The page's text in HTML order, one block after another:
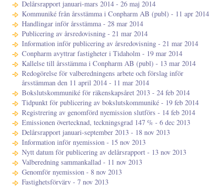
Delårsrapport januari-mars 2014 - 26 maj 2014
Kommuniké från årsstämma i Conpharm AB (publ) - 11 apr 2014
Handlingar inför årsstämma - 28 mar 2014
Publicering av årsredovisning - 21 mar 2014
Information inför publicering av årsredovisning - 21 mar 2014
Conpharm avyttrar fastigheter i Tidaholm - 19 mar 2014
Kallelse till årsstämma i Conpharm AB (publ) - 13 mar 2014
Redogörelse för valberedningens arbete och förslag inför
årsstämman den 11 april 2014 - 11 mar 2014
Bokslutskommuniké för räkenskapsåret 2013 - 24 feb 2014
Tidpunkt för publicering av bokslutskommuniké - 19 feb 2014
Registrering av genomförd nyemission slutförs - 14 feb 2014
Emissionen övertecknad, teckningsgrad 147 % - 6 dec 2013
Delårsrapport januari-september 2013 - 18 nov 2013
Information inför nyemission - 15 nov 2013
Nytt datum för publicering av delårsrapport - 13 nov 2013
Valberedning sammankallad - 11 nov 2013
Genomför nyemission - 8 nov 2013
Fastighetsförvärv - 7 nov 2013